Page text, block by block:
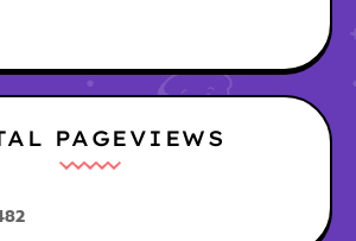
PAGEVIEWS
82